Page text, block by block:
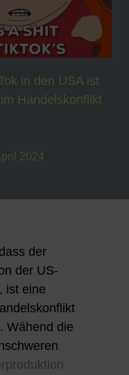
in den USA ist
Handelskonflikt
2024
der
der US-
ist eine
Wähend die